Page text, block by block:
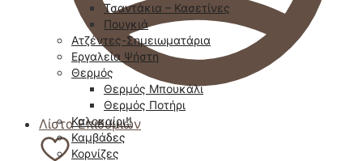
Λίστα Επιθυμιών
Τσαντάκια – Κασετίνες
Πουγκιά
Ατζέντες-Σημειωματάρια
Εργαλεία Ψήστη
Θερμός
Θερμός Μπουκάλι
Θερμός Ποτήρι
Καλοκαίρι!!
Καμβάδες
Κορνίζες